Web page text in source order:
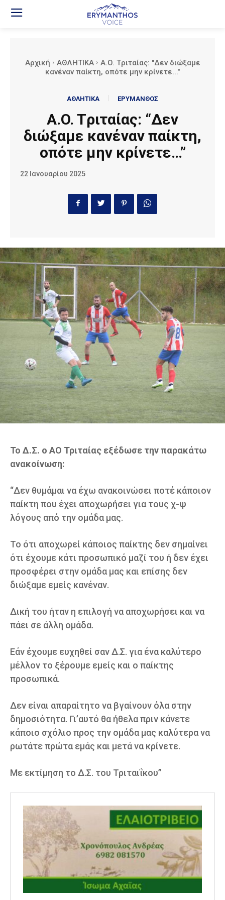
Αρχική ΑΘΛΗΤΙΚΑ
A.O. Tριταίας: "Δεν διώξαμε
κανέναν παίκτη, οπότε μην κρίνετε..."
ΑΘΛΗΤΙΚΑ ΕΡΥΜΑΝΘΟΣ
A.O. Tριταίας: “Δεν
διώξαμε κανέναν παίκτη,
οπότε μην κρίνετε…”
22 Ιανουαρίου 2025
Το Δ.Σ. ο ΑΟ Τριταίας εξέδωσε την παρακάτω
ανακοίνωση:
“Δεν θυμάμαι να έχω ανακοινώσει ποτέ κάποιον
παίκτη που έχει αποχωρήσει για τους χ-ψ
λόγους από την ομάδα μας.
Το ότι αποχωρεί κάποιος παίκτης δεν σημαίνει
ότι έχουμε κάτι προσωπικό μαζί του ή δεν έχει
προσφέρει στην ομάδα μας και επίσης δεν
διώξαμε εμείς κανέναν.
Δική του ήταν η επιλογή να αποχωρήσει και να
πάει σε άλλη ομάδα.
Εάν έχουμε ευχηθεί σαν Δ.Σ. για ένα καλύτερο
μέλλον το ξέρουμε εμείς και ο παίκτης
προσωπικά.
Δεν είναι απαραίτητο να βγαίνουν όλα στην
δημοσιότητα. Γι’αυτό θα ήθελα πριν κάνετε
κάποιο σχόλιο προς την ομάδα μας καλύτερα να
ρωτάτε πρώτα εμάς και μετά να κρίνετε.
Με εκτίμηση το Δ.Σ. του Τριταιΐκου”